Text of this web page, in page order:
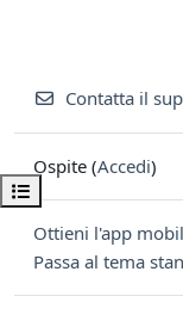
Apri indice del corso
Contatta il
Ospite (Accedi)
Ottieni l'app
Passa al tema